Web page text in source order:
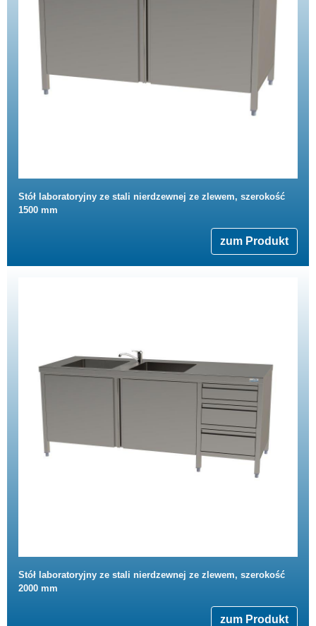
Stół laboratoryjny ze stali nierdzewnej ze zlewem, szerokość
1500 mm
zum Produkt
Stół laboratoryjny ze stali nierdzewnej ze zlewem, szerokość
2000 mm
zum Produkt